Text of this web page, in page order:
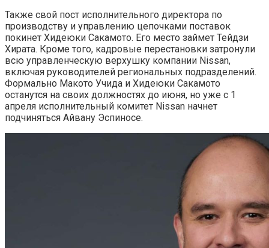
Также свой пост исполнительного директора по
производству и управлению цепочками поставок
покинет Хидеюки Сакамото. Его место займет Тейдзи
Хирата. Кроме того, кадровые перестановки затронули
всю управленческую верхушку компании Nissan,
включая руководителей региональных подразделений.
Формально Макото Учида и Хидеюки Сакамото
останутся на своих должностях до июня, но уже с 1
апреля исполнительный комитет Nissan начнет
подчиняться Айвану Эспиносе.